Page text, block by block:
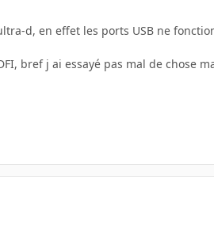
d, en effet les ports USB ne
bref j ai essayé pas mal de chose